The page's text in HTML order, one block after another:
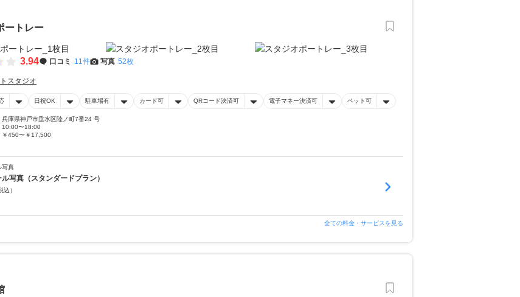
ートレー
3.94 口コミ 11件 写真 52枚
スタジオ
日祝OK 駐車場有 カード可 QRコード決済可 電子マネー決済可 ペット可
兵庫県神戸市垂水区陸ノ町7番24 号
10:00〜18:00
￥450〜￥17,500
写真
写真（スタンダードプラン）
込）
全ての料金・サービスを見る